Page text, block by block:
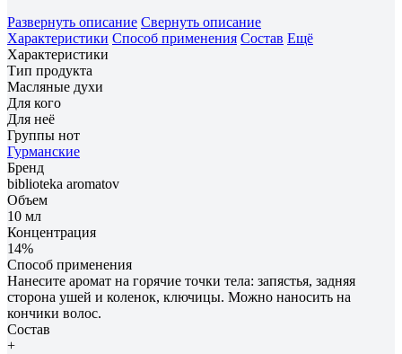
Развернуть описание Свернуть описание
Характеристики Способ применения Состав Ещё
Характеристики
Тип продукта
Масляные духи
Для кого
Для неё
Группы нот
Гурманские
Бренд
biblioteka aromatov
Объем
10 мл
Концентрация
14%
Способ применения
Нанесите аромат на горячие точки тела: запястья, задняя
сторона ушей и коленок, ключицы. Можно наносить на
кончики волос.
Состав
+